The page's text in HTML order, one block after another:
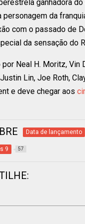
ganhadora do
personagem da
com o passado de
da sensação do
Neal H. Moritz, Vin
Lin, Joe Roth,
e deve chegar aos
Data de lançamento
9 57